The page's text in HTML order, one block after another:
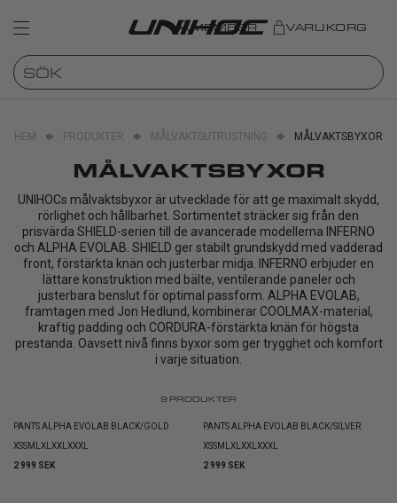
MEMBER VARUKORG
HEM PRODUKTER MÅLVAKTSUTRUSTNING MÅLVAKTSBYXOR
MÅLVAKTSBYXOR
UNIHOCs målvaktsbyxor är utvecklade för att ge maximalt skydd,
rörlighet och hållbarhet. Sortimentet sträcker sig från den
prisvärda SHIELD-serien till de avancerade modellerna INFERNO
och ALPHA EVOLAB. SHIELD ger stabilt grundskydd med vadderad
front, förstärkta knän och justerbar midja. INFERNO erbjuder en
lättare konstruktion med bälte, ventilerande paneler och
justerbara benslut för optimal passform. ALPHA EVOLAB,
framtagen med Jon Hedlund, kombinerar COOLMAX-material,
kraftig padding och CORDURA-förstärkta knän för högsta
prestanda. Oavsett nivå finns byxor som ger trygghet och komfort
i varje situation.
9 PRODUKTER
PANTS ALPHA EVOLAB BLACK/GOLD
XSSM XL XXL XXXL
2 999 SEK
PANTS ALPHA EVOLAB BLACK/SILVER
XSSM XL XXL XXXL
2 999 SEK